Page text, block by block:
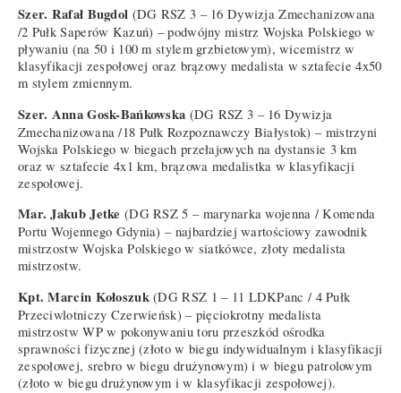
Szer. Rafał Bugdol (DG RSZ 3 – 16 Dywizja Zmechanizowana
/2 Pułk Saperów Kazuń) – podwójny mistrz Wojska Polskiego w
pływaniu (na 50 i 100 m stylem grzbietowym), wicemistrz w
klasyfikacji zespołowej oraz brązowy medalista w sztafecie 4x50
m stylem zmiennym.
Szer. Anna Gosk-Bańkowska (DG RSZ 3 – 16 Dywizja
Zmechanizowana /18 Pułk Rozpoznawczy Białystok) – mistrzyni
Wojska Polskiego w biegach przełajowych na dystansie 3 km
oraz w sztafecie 4x1 km, brązowa medalistka w klasyfikacji
zespołowej.
Mar. Jakub Jetke (DG RSZ 5 – marynarka wojenna / Komenda
Portu Wojennego Gdynia) – najbardziej wartościowy zawodnik
mistrzostw Wojska Polskiego w siatkówce, złoty medalista
mistrzostw.
Kpt. Marcin Kołoszuk(DG RSZ 1 – 11 LDKPanc / 4 Pułk
Przeciwlotniczy Czerwieńsk) – pięciokrotny medalista
mistrzostw WP w pokonywaniu toru przeszkód ośrodka
sprawności fizycznej (złoto w biegu indywidualnym i klasyfikacji
zespołowej, srebro w biegu drużynowym) i w biegu patrolowym
(złoto w biegu drużynowym i w klasyfikacji zespołowej).